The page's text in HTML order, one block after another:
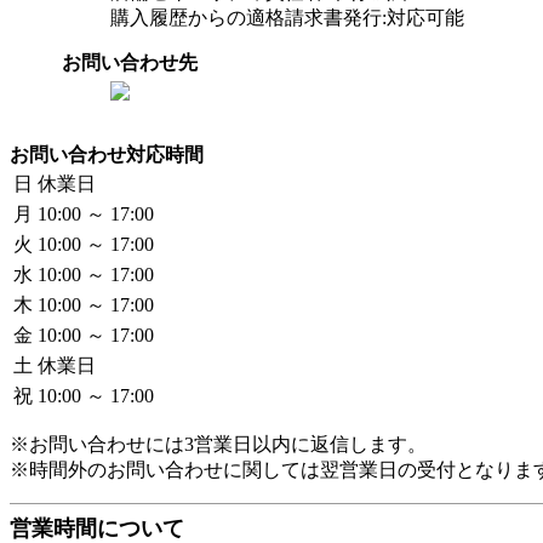
購入履歴からの適格請求書発行:対応可能
お問い合わせ先
お問い合わせ対応時間
日 休業日
月 10:00 ～ 17:00
火 10:00 ～ 17:00
水 10:00 ～ 17:00
木 10:00 ～ 17:00
金 10:00 ～ 17:00
土 休業日
祝 10:00 ～ 17:00
※お問い合わせには3営業日以内に返信します。
※時間外のお問い合わせに関しては翌営業日の受付となりま
営業時間について